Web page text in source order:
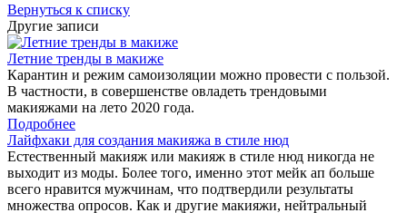
Вернуться к списку
Другие записи
Летние тренды в макиже
Карантин и режим самоизоляции можно провести с пользой.
В частности, в совершенстве овладеть трендовыми
макияжами на лето 2020 года.
Подробнее
Лайфхаки для создания макияжа в стиле нюд
Естественный макияж или макияж в стиле нюд никогда не
выходит из моды. Более того, именно этот мейк ап больше
всего нравится мужчинам, что подтвердили результаты
множества опросов. Как и другие макияжи, нейтральный